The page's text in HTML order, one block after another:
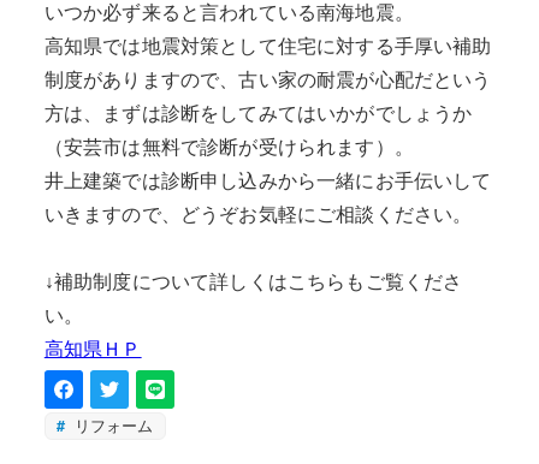
いつか必ず来ると言われている南海地震。
高知県では地震対策として住宅に対する手厚い補助
制度がありますので、古い家の耐震が心配だという
方は、まずは診断をしてみてはいかがでしょうか
（安芸市は無料で診断が受けられます）。
井上建築では診断申し込みから一緒にお手伝いして
いきますので、どうぞお気軽にご相談ください。
↓補助制度について詳しくはこちらもご覧くださ
い。
高知県ＨＰ
リフォーム